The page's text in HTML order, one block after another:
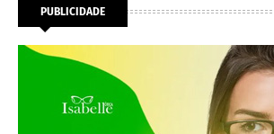
PUBLICIDADE